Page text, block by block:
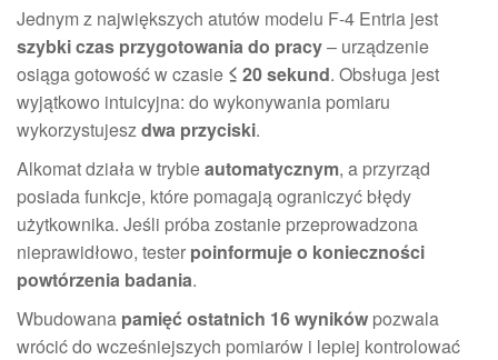
Jednym z największych atutów modelu F-4 Entria jest
szybki czas przygotowania do pracy– urządzenie
osiąga gotowość w czasie ≤ 20 sekund. Obsługa jest
wyjątkowo intuicyjna: do wykonywania pomiaru
wykorzystujeszdwa przyciski.
Alkomat działa w trybieautomatycznym, a przyrząd
posiada funkcje, które pomagają ograniczyć błędy
użytkownika. Jeśli próba zostanie przeprowadzona
nieprawidłowo, tester poinformuje o konieczności
powtórzenia badania.
Wbudowana pamięć ostatnich 16 wyników pozwala
wrócić do wcześniejszych pomiarów i lepiej kontrolować